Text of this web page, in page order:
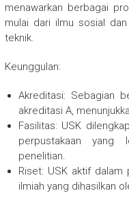
menawarkan berbagai
mulai dari ilmu sosial
teknik.
Keunggulan:
Akreditasi: Sebagian
akreditasi A,
Fasilitas: USK
perpustakaan yang
penelitian.
Riset: USK aktif dalam
ilmiah yang dihasilkan